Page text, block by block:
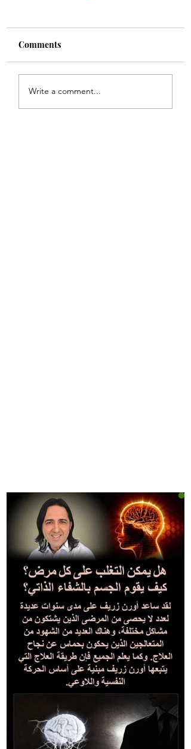
الطريقة الصحيحة لتحفيز
Comments
Write a comment...